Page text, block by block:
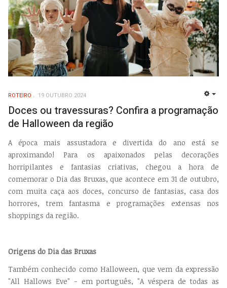
ROTEIRO 19 OUTUBRO 2024
Doces ou travessuras? Confira a programação
de Halloween da região
A época mais assustadora e divertida do ano está se
aproximando! Para os apaixonados pelas decorações
horripilantes e fantasias criativas, chegou a hora de
comemorar o Dia das Bruxas, que acontece em 31 de outubro,
com muita caça aos doces, concurso de fantasias, casa dos
horrores, trem fantasma e programações extensas nos
shoppings da região.
Origens do Dia das Bruxas
Também conhecido como Halloween, que vem da expressão
"All Hallows Eve" - em português, "A véspera de todas as